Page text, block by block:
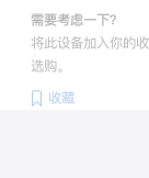
需要考虑一下？
将此设备加入你的
选购。
收藏